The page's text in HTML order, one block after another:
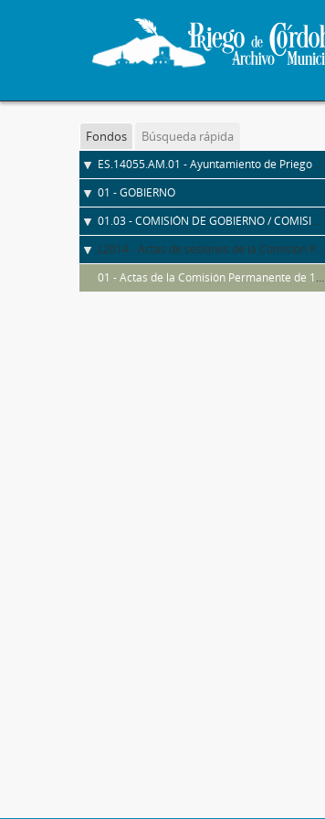
Fondos Búsqueda rápida
ES.14055.AM.01 - Ayuntamiento de Priego de Córdoba
01 - GOBIERNO
01.03 - COMISIÓN DE GOBIERNO / COMISIÓN PERMANENTE / JUNTA DE GOBIERNO LOCAL
L2014 - Actas de sesiones de la Comisión Permanente
01 - Actas de la Comisión Permanente de 1924